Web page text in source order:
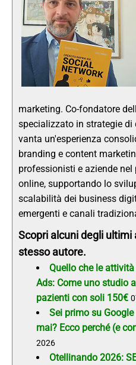
marketing. Co-fondatore
specializzato in strategie
vanta un'esperienza
branding e content
professionisti e aziende
online, supportando lo
scalabilità dei business
emergenti e canali
Scopri alcuni degli
stesso autore.
Quello che le
Ads: Come uno studio
pazienti con soli 150€
Sei primo su
mai? Ecco perché (e
2026
Otellinando 2026: